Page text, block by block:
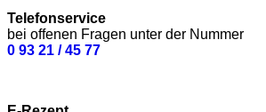
Telefonservice
bei offenen Fragen unter der Nummer
0 93 21 / 45 77